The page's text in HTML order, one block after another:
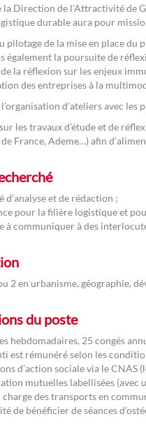
la Direction de l’Attractivité de
durable aura pour
pilotage de la mise en place
également la poursuite de
la réflexion sur les enjeux
des entreprises à la
l’organisation d’ateliers avec
les travaux d’étude et de
France, Ademe…) afin
d’analyse et de rédaction ;
pour la filière logistique et
à communiquer à des
2 en urbanisme, géographie,
du poste
hebdomadaires, 25 congés
est rémunéré selon les
d’action sociale via le CNAS
mutuelles labellisées (avec
charge des transports en
de bénéficier de séances